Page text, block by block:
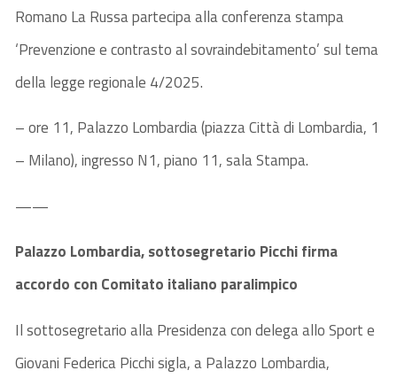
Romano La Russa partecipa alla conferenza stampa
‘Prevenzione e contrasto al sovraindebitamento’ sul tema
della legge regionale 4/2025.
– ore 11, Palazzo Lombardia (piazza Città di Lombardia, 1
– Milano), ingresso N1, piano 11, sala Stampa.
——
Palazzo Lombardia, sottosegretario Picchi firma
accordo con Comitato italiano paralimpico
Il sottosegretario alla Presidenza con delega allo Sport e
Giovani Federica Picchi sigla, a Palazzo Lombardia,